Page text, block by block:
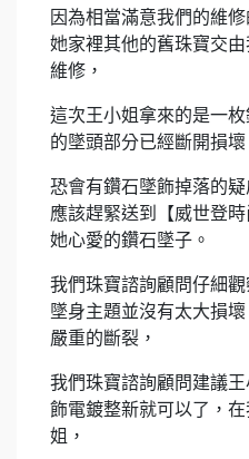
因為相當滿意我們的維
她家裡其他的舊珠寶交由
維修，
這次王小姐拿來的是一
的墜頭部分已經斷開損壞
恐會有鑽石墜飾掉落的
應該趕緊送到【威世登
她心愛的鑽石墜子。
我們珠寶諮詢顧問仔細
墜身主題並沒有太大損
嚴重的斷裂，
我們珠寶諮詢顧問建議
飾電鍍整新就可以了，
姐，